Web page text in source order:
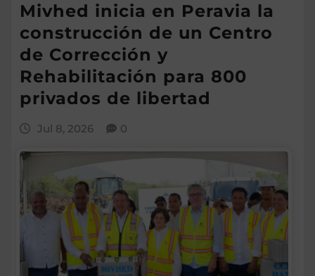
Mivhed inicia en Peravia la
construcción de un Centro
de Corrección y
Rehabilitación para 800
privados de libertad
Jul 8, 2026 0